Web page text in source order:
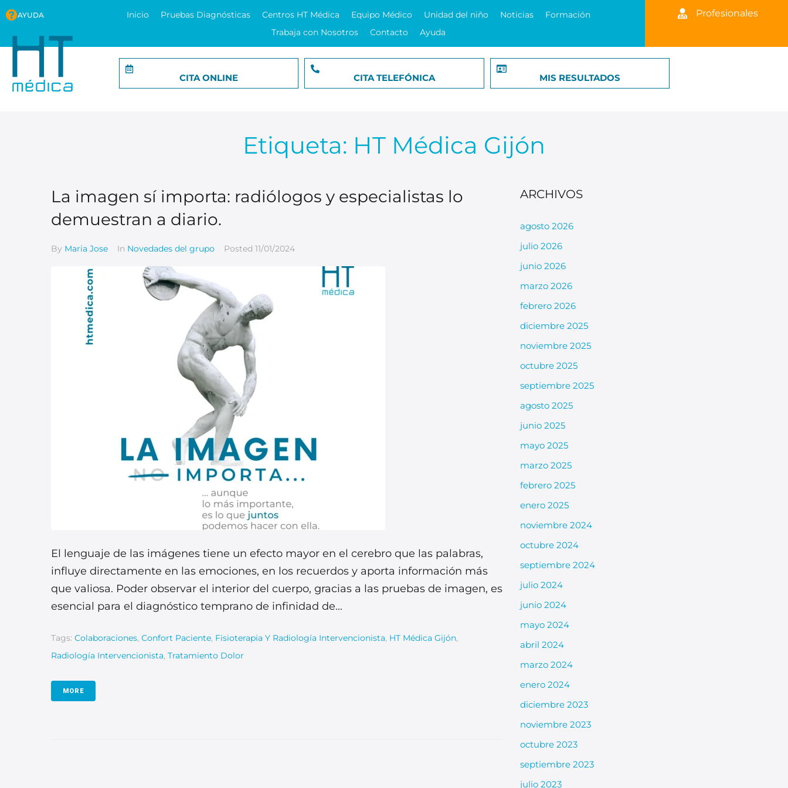
AYUDA Inicio Pruebas Diagnósticas Centros HT Médica Equipo Médico Unidad del niño Noticias
Formación
Trabaja con Nosotros
Contacto Ayuda
Profesionales
CITA ONLINE CITA TELEFÓNICA MIS RESULTADOS
Etiqueta: HT Médica Gijón
La imagen sí importa: radiólogos y especialistas lo
demuestran a diario.
By Maria Jose In Novedades del grupo Posted 11/01/2024
El lenguaje de las imágenes tiene un efecto mayor en el cerebro que las palabras,
influye directamente en las emociones, en los recuerdos y aporta información más
que valiosa. Poder observar el interior del cuerpo, gracias a las pruebas de imagen, es
esencial para el diagnóstico temprano de infinidad de...
Tags: Colaboraciones, Confort Paciente, Fisioterapia Y Radiología Intervencionista, HT Médica Gijón,
Radiología Intervencionista, Tratamiento Dolor
MORE
ARCHIVOS
agosto 2026
julio 2026
junio 2026
marzo 2026
febrero 2026
diciembre 2025
noviembre 2025
octubre 2025
septiembre 2025
agosto 2025
junio 2025
mayo 2025
marzo 2025
febrero 2025
enero 2025
noviembre 2024
octubre 2024
septiembre 2024
julio 2024
junio 2024
mayo 2024
abril 2024
marzo 2024
enero 2024
diciembre 2023
noviembre 2023
octubre 2023
septiembre 2023
julio 2023